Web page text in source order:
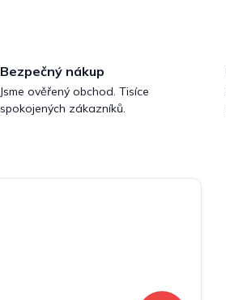
Bezpečný nákup
Jsme ověřený obchod. Tisíce
spokojených zákazníků.